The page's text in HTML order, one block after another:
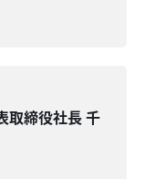
取締役社長 千